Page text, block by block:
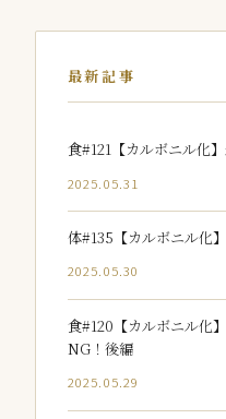
最新記事
食#121【カルボニル化
2025.05.31
体#135【カルボニル化
2025.05.30
食#120【カルボニル化
NG！後編
2025.05.29